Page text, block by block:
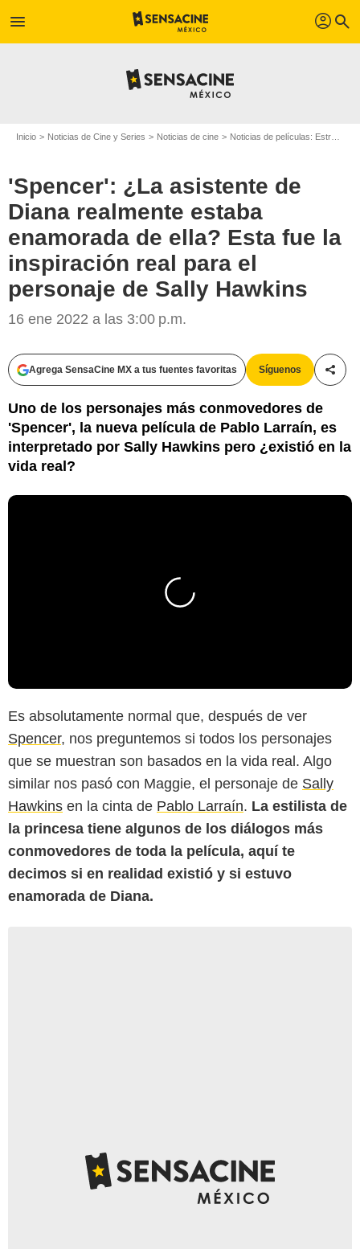
menu profil search
Inicio Noticias de Cine y Series Noticias de cine Noticias de películas: Estreno de película
'Spencer': ¿La asistente de
Diana realmente estaba
enamorada de ella? Esta fue la
inspiración real para el
personaje de Sally Hawkins
16 ene 2022 a las 3:00 p.m.
Agrega SensaCine MX a tus fuentes favoritas Síguenos
Uno de los personajes más conmovedores de
'Spencer', la nueva película de Pablo Larraín, es
interpretado por Sally Hawkins pero ¿existió en la
vida real?
Es absolutamente normal que, después de ver
Spencer, nos preguntemos si todos los personajes
que se muestran son basados en la vida real. Algo
similar nos pasó con Maggie, el personaje de Sally
Hawkins en la cinta de Pablo Larraín. La estilista de
la princesa tiene algunos de los diálogos más
conmovedores de toda la película, aquí te
decimos si en realidad existió y si estuvo
enamorada de Diana.